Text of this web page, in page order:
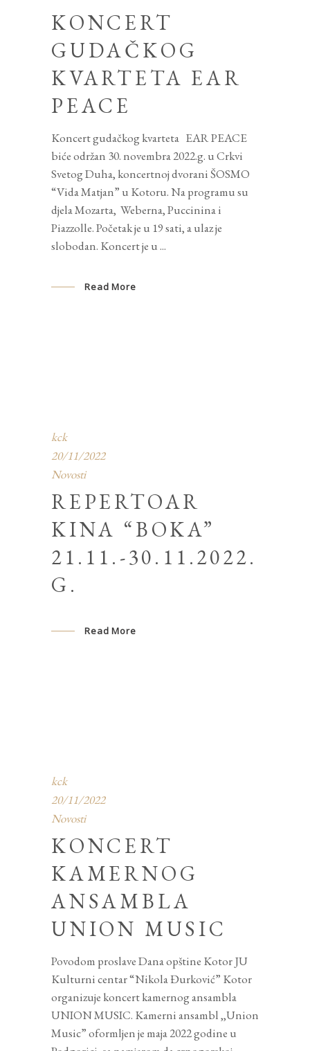
KONCERT
GUDAČKOG
KVARTETA EAR
PEACE
Koncert gudačkog kvarteta EAR PEACE
biće održan 30. novembra 2022.g. u Crkvi
Svetog Duha, koncertnoj dvorani ŠOSMO
“Vida Matjan” u Kotoru. Na programu su
djela Mozarta, Weberna, Puccinina i
Piazzolle. Početak je u 19 sati, a ulaz je
slobodan. Koncert je u
Read More
kck
20/11/2022
Novosti
REPERTOAR
KINA “BOKA”
21.11.-30.11.2022.
G.
Read More
kck
20/11/2022
Novosti
KONCERT
KAMERNOG
ANSAMBLA
UNION MUSIC
Povodom proslave Dana opštine Kotor JU
Kulturni centar “Nikola Đurković” Kotor
organizuje koncert kamernog ansambla
UNION MUSIC. Kamerni ansambl ,,Union
Music” oformljen je maja 2022 godine u